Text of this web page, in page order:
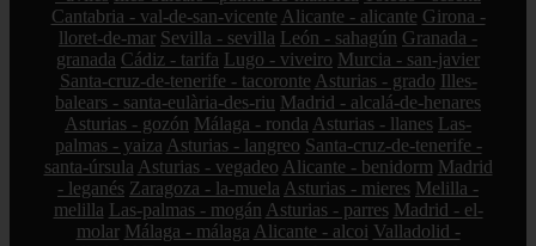
Cantabria - val-de-san-vicente Alicante - alicante Girona -
lloret-de-mar Sevilla - sevilla León - sahagún Granada -
granada Cádiz - tarifa Lugo - viveiro Murcia - san-javier
Santa-cruz-de-tenerife - tacoronte Asturias - grado Illes-
balears - santa-eulària-des-riu Madrid - alcalá-de-henares
Asturias - gozón Málaga - ronda Asturias - llanes Las-
palmas - yaiza Asturias - langreo Santa-cruz-de-tenerife -
santa-úrsula Asturias - vegadeo Alicante - benidorm Madrid
- leganés Zaragoza - la-muela Asturias - mieres Melilla -
melilla Las-palmas - mogán Asturias - parres Madrid - el-
molar Málaga - málaga Alicante - alcoi Valladolid -